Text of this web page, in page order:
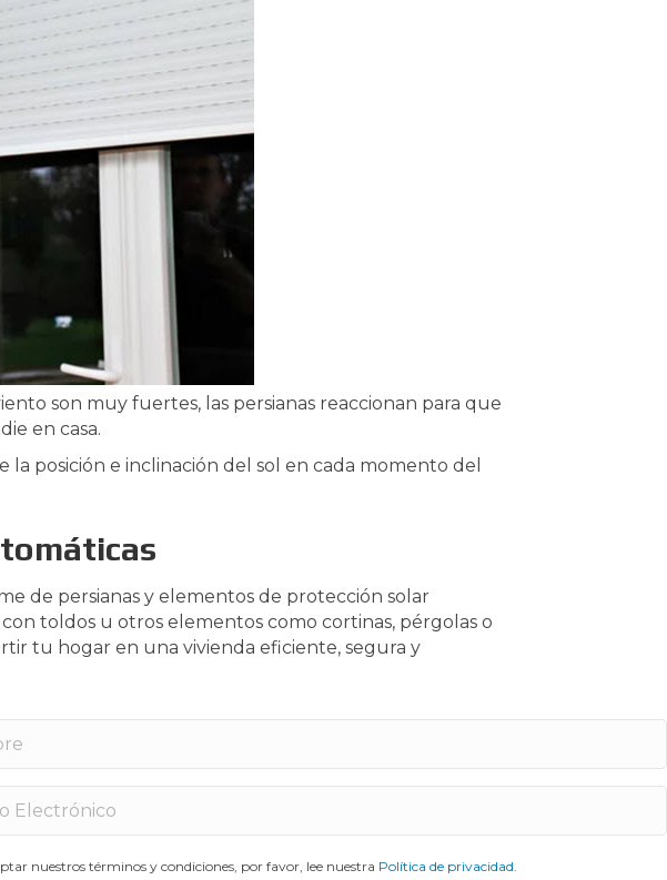
son muy fuertes, las persianas reaccionan para que
en casa.
posición e inclinación del sol en cada momento del
de persianas y elementos de protección solar
toldos u otros elementos como cortinas, pérgolas o
tu hogar en una vivienda eficiente, segura y
nuestros términos y condiciones, por favor, lee nuestra Política de privacidad.